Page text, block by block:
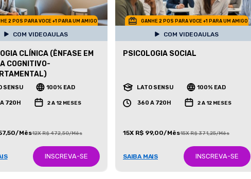
2 POS PARA VOCE +1 PARA UM AMIGO
COM VIDEOAULAS
CLÍNICA (ÊNFASE EM
COGNITIVO-
SENSU 100% EAD
720H 2 A 12 MESES
Mês12X R$ 472,50/Mês
INSCREVA-SE
GANHE 2 POS PARA VOCE +1 PARA UM AMIGO
COM VIDEOAULAS
PSICOLOGIA SOCIAL
LATO SENSU 100% EAD
360 A 720H 2 A 12 MESES
15X R$ 99,00/Mês15X R$ 371,25/Mês
SAIBA MAIS INSCREVA-SE